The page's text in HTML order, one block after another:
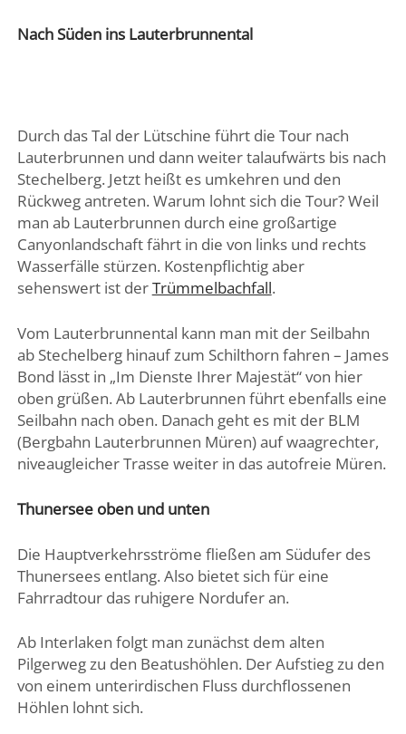
Nach Süden ins Lauterbrunnental
Durch das Tal der Lütschine führt die Tour nach
Lauterbrunnen und dann weiter talaufwärts bis nach
Stechelberg. Jetzt heißt es umkehren und den
Rückweg antreten. Warum lohnt sich die Tour? Weil
man ab Lauterbrunnen durch eine großartige
Canyonlandschaft fährt in die von links und rechts
Wasserfälle stürzen. Kostenpflichtig aber
sehenswert ist derTrümmelbachfall.
Vom Lauterbrunnental kann man mit der Seilbahn
ab Stechelberg hinauf zum Schilthorn fahren – James
Bond lässt in „Im Dienste Ihrer Majestät“ von hier
oben grüßen. Ab Lauterbrunnen führt ebenfalls eine
Seilbahn nach oben. Danach geht es mit der BLM
(Bergbahn Lauterbrunnen Müren) auf waagrechter,
niveaugleicher Trasse weiter in das autofreie Müren.
Thunersee oben und unten
Die Hauptverkehrsströme fließen am Südufer des
Thunersees entlang. Also bietet sich für eine
Fahrradtour das ruhigere Nordufer an.
Ab Interlaken folgt man zunächst dem alten
Pilgerweg zu den Beatushöhlen. Der Aufstieg zu den
von einem unterirdischen Fluss durchflossenen
Höhlen lohnt sich.